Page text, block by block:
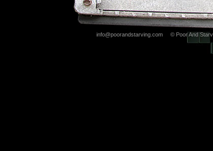
info@poorandstarving.com © Poor And